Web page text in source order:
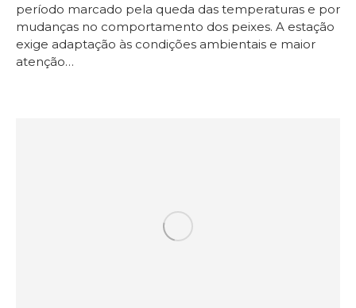
período marcado pela queda das temperaturas e por
mudanças no comportamento dos peixes. A estação
exige adaptação às condições ambientais e maior
atenção…